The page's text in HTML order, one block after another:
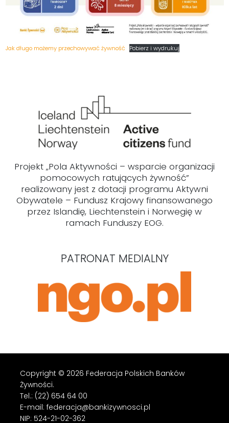
Jak długo możemy przechowywać żywność Pobierz i wydrukuj
Projekt „Pola Aktywności – wsparcie organizacji
pomocowych ratujących żywność”
realizowany jest z dotacji programu Aktywni
Obywatele – Fundusz Krajowy finansowanego
przez Islandię, Liechtenstein i Norwegię w
ramach Funduszy EOG.
PATRONAT MEDIALNY
Copyright © 2026 Federacja Polskich Banków
Żywności.
Tel.: (22) 654 64 00
E-mail: federacja@bankizywnosci.pl
NIP: 524-21-02-362